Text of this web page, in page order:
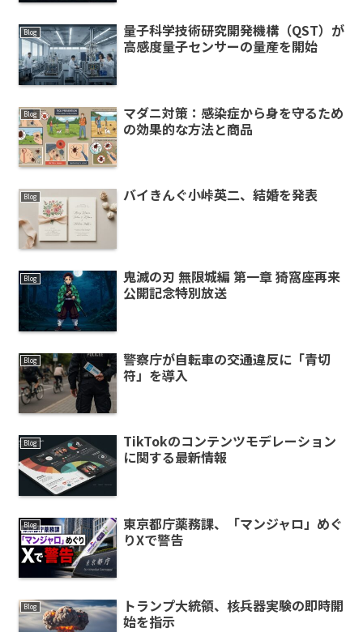
Blog
量子科学技術研究開発機構（QST）が
高感度量子センサーの量産を開始
Blog
マダニ対策：感染症から身を守るため
の効果的な方法と商品
Blog バイきんぐ小峠英二、結婚を発表
Blog
鬼滅の刃 無限城編 第一章 猗窩座再来
公開記念特別放送
Blog
警察庁が自転車の交通違反に「青切
符」を導入
Blog
TikTokのコンテンツモデレーション
に関する最新情報
Blog
東京都庁薬務課、「マンジャロ」めぐ
りXで警告
Blog
トランプ大統領、核兵器実験の即時開
始を指示